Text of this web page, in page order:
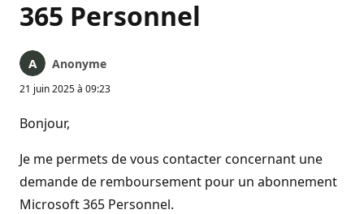
365 Personnel
Anonyme
21 juin 2025 à 09:23
Bonjour,
Je me permets de vous contacter concernant une
demande de remboursement pour un abonnement
Microsoft 365 Personnel.